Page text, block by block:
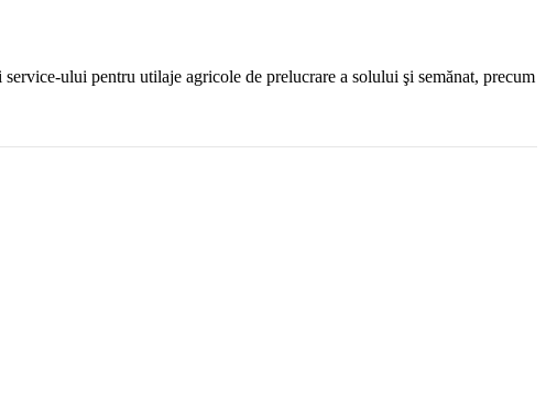
ului pentru utilaje agricole de prelucrare a solului şi semănat, precum